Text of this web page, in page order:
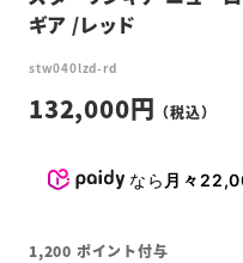
ギア /レッド
stw040lzd-rd
132,000
なら 月々
1,200 ポイント付与